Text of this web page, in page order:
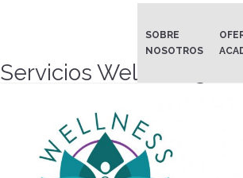
SOBRE
NOSOTROS
Servicios Wellness@EDP